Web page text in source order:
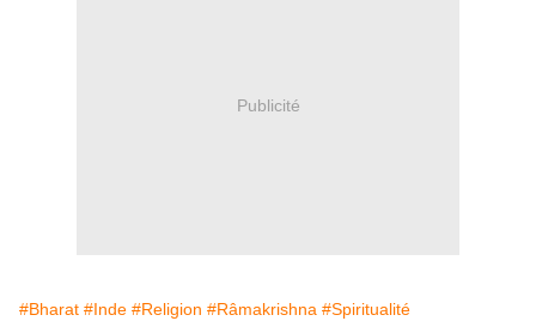
Publicité
#Bharat #Inde #Religion #Râmakrishna #Spiritualité